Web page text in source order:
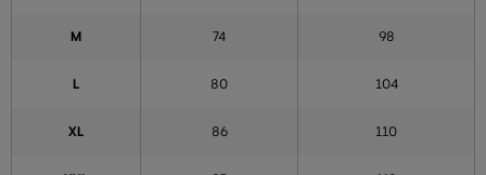
M 74 98
L 80 104
XL 86 110